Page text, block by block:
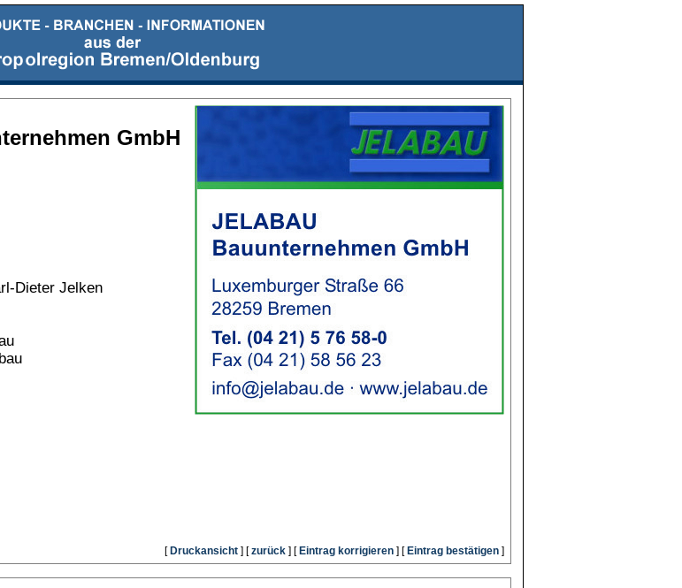
GmbH
Dieter Jelken
[Druckansicht ] [zurück ] [Eintrag korrigieren ] [Eintrag bestätigen ]